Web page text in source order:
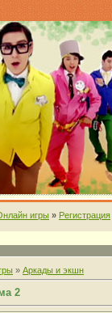
игры » Регистрация
» Аркады и экшн
2